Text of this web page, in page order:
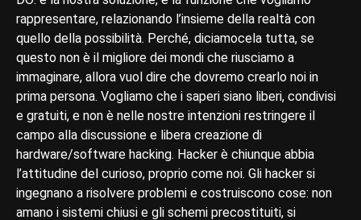
rappresentare, relazionando l’insieme della realtà con
quello della possibilità. Perché, diciamocela tutta, se
questo non è il migliore dei mondi che riusciamo a
immaginare, allora vuol dire che dovremo crearlo noi in
prima persona. Vogliamo che i saperi siano liberi, condivisi
e gratuiti, e non è nelle nostre intenzioni restringere il
campo alla discussione e libera creazione di
hardware/software hacking. Hacker è chiunque abbia
l’attitudine del curioso, proprio come noi. Gli hacker si
ingegnano a risolvere problemi e costruiscono cose: non
amano i sistemi chiusi e gli schemi precostituiti, si